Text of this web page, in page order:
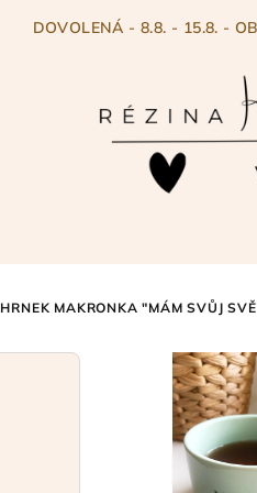
DOVOLENÁ - 8.8. - 15.8. -
HRNEK MAKRONKA "MÁM SVŮJ